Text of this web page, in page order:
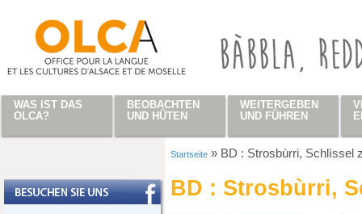
Startseite » BD : Strosbùrri, Schlìssel
BD : Strosbùrri,
WAS IST DAS
OLCA?
BEOBACHTEN
UND HÜTEN
WEITERGEBEN
UND FÜHREN